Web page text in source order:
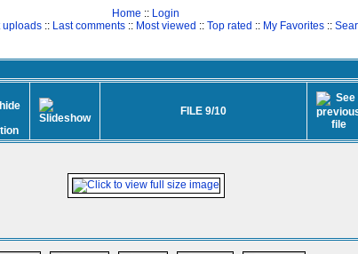
Home :: Login
uploads :: Last comments :: Most viewed :: Top rated :: My Favorites ::
FILE 9/10